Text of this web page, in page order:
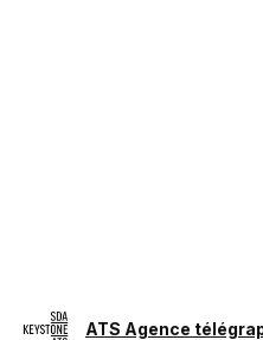
ATS Agence